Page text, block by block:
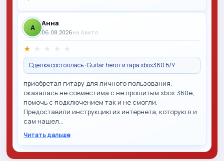
A Анна
06.08.2026на Авито
★ ★ ★ ★ ★
Сделка состоялась · Guitar hero гитара xbox360 Б/У
приобретал гитару для личного пользования,
оказалась не совместима с не прошитым xbox 360e,
помочь с подключением так и не смогли.
Предоставили инструкцию из интернета, которую я и
сам нашел…
Читать дальше